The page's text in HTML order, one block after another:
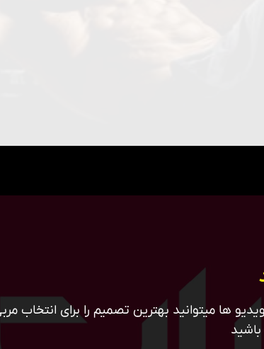
ها میتوانید بهترین تصمیم را برای انتخاب